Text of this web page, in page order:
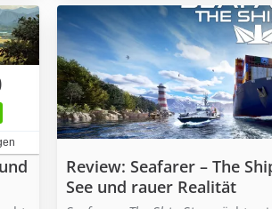
Review: Seafarer – The
See und rauer Realität